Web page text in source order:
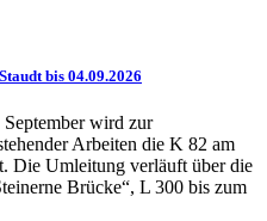
bis 04.09.2026
wird zur
Arbeiten die K 82 am
Die Umleitung verläuft über die
Brücke“, L 300 bis zum